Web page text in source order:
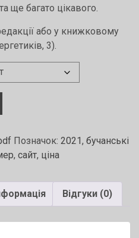
ще багато цікавого.
або у книжковому
3).
Позначок: 2021, бучанські
, сайт, ціна
Відгуки (0)